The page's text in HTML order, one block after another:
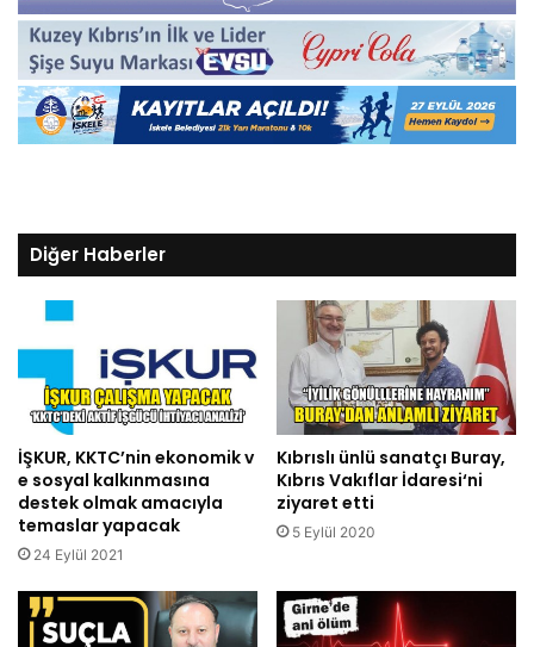
Diğer Haberler
İŞKUR, KKTC’nin ekonomik v
e sosyal kalkınmasına
destek olmak amacıyla
temaslar yapacak
24 Eylül 2021
Kıbrıslı ünlü sanatçı Buray,
Kıbrıs Vakıflar İdaresi‘ni
ziyaret etti
5 Eylül 2020